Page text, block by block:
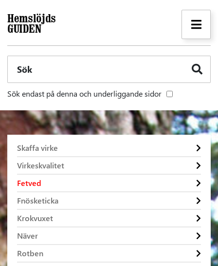
Sök
Sök endast på denna och underliggande sidor
Skaffa virke
Virkeskvalitet
Fetved
Fnösketicka
Krokvuxet
Näver
Rotben